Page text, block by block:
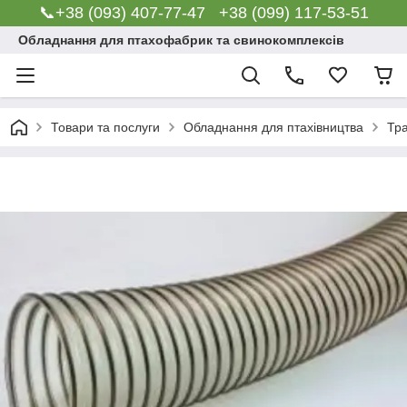
📞+38 (093) 407-77-47 +38 (099) 117-53-51
Обладнання для птахофабрик та свинокомплексів
Товари та послуги Обладнання для птахівництва